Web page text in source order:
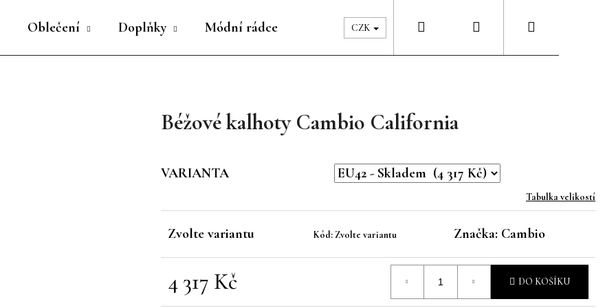
Oblečení Doplňky Módní rádce Péče & Šatník Kontakty
CZK Přihlášení
Béžové kalhoty Cambio California
VARIANTA
Tabulka velikostí
Zvolte variantu Kód: Zvolte variantu Značka: Cambio
4 317 Kč
Měrná
DO KOŠÍKU
HLEDAT